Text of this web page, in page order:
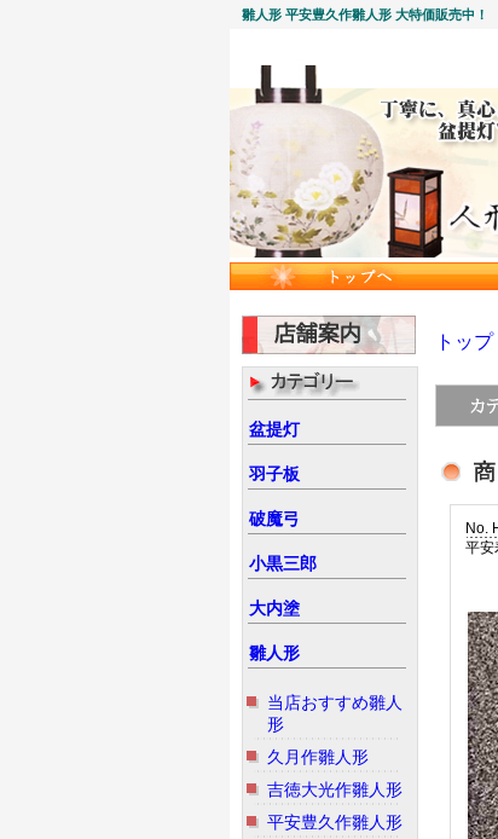
雛人形 平安豊久作雛人形 大特価販売中！
盆提灯
羽子板
破魔弓
小黒三郎
大内塗
雛人形
当店おすすめ雛人
形
久月作雛人形
吉徳大光作雛人形
平安豊久作雛人形
トップ
No.
平安